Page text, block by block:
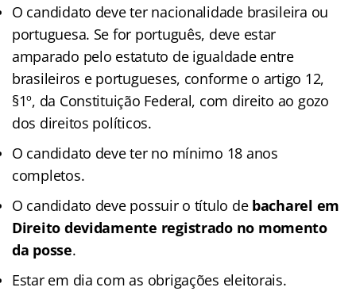
O candidato deve ter nacionalidade brasileira ou
portuguesa. Se for português, deve estar
amparado pelo estatuto de igualdade entre
brasileiros e portugueses, conforme o artigo 12,
§1º, da Constituição Federal, com direito ao gozo
dos direitos políticos.
O candidato deve ter no mínimo 18 anos
completos.
O candidato deve possuir o título de bacharel em
Direito devidamente registrado no momento
da posse.
Estar em dia com as obrigações eleitorais.